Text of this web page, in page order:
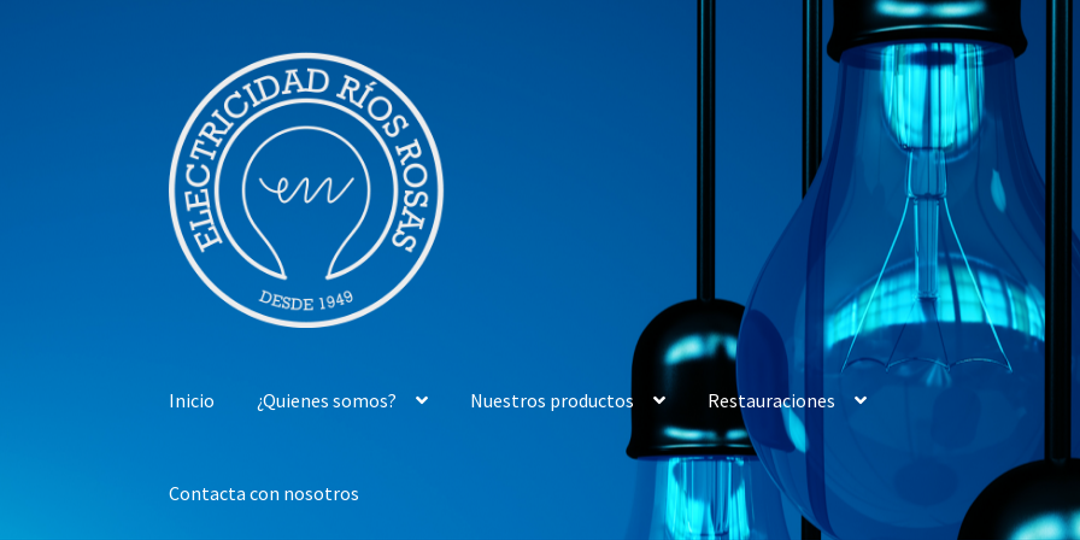
la
navegación
contenido
Inicio ¿Quienes somos? Nuestros productos Restauraciones
Contacta con nosotros